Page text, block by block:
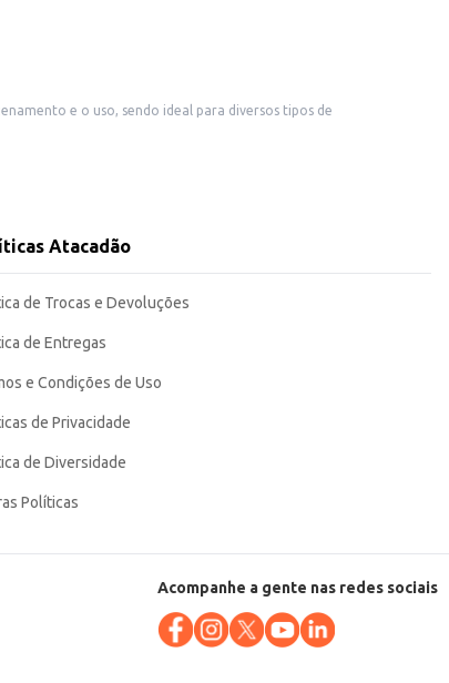
e o uso, sendo ideal para diversos tipos de
compacta e o rendimento do produto contribuem para
Atacadão
de Trocas e Devoluções
de Entregas
e Condições de Uso
de Privacidade
de Diversidade
Políticas
Acompanhe a gente nas redes sociais